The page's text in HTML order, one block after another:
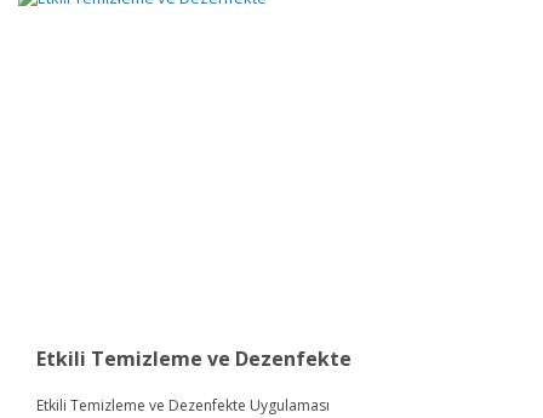
Etkili Temizleme ve Dezenfekte
Etkili Temizleme ve Dezenfekte Uygulaması